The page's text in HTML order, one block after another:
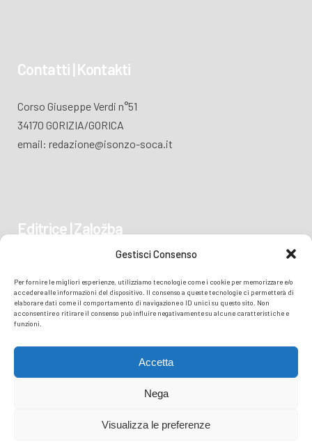
Gestisci Consenso
Per fornire le migliori esperienze, utilizziamo tecnologie come i cookie per memorizzare e/o
accedere alle informazioni del dispositivo. Il consenso a queste tecnologie ci permetterà di
elaborare dati come il comportamento di navigazione o ID unici su questo sito. Non
acconsentire o ritirare il consenso può influire negativamente su alcune caratteristiche e
funzioni.
Accetta
Nega
Visualizza le preferenze
Contatti | Kontakti
Corso Giuseppe Verdi n°51
34170 GORIZIA/GORICA
email: redazione@isonzo-soca.it
Editrice | Založba
34170 GORIZIA/GORICA